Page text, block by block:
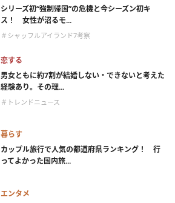
シリーズ初“強制帰国”の危機と今シーズン初キ
ス！ 女性が沼るモ...
＃シャッフルアイランド7考察
恋する
男女ともに約7割が結婚しない・できないと考えた
経験あり。その理...
＃トレンドニュース
暮らす
カップル旅行で人気の都道府県ランキング！ 行
ってよかった国内旅...
エンタメ